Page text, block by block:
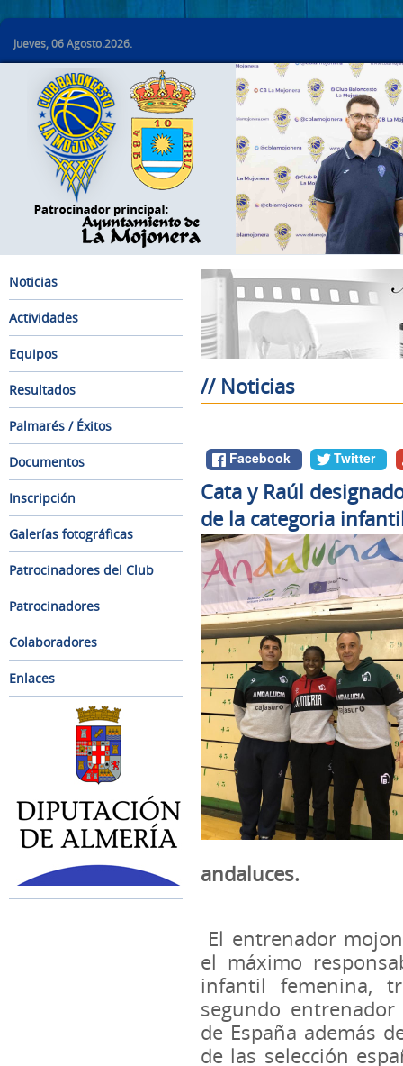
Jueves, 06 Agosto.2026.
Noticias
Actividades
Equipos
Resultados
Palmarés / Éxitos
Documentos
Inscripción
Galerías fotográficas
Patrocinadores del Club
Patrocinadores
Colaboradores
Enlaces
// Noticias
Facebook Twitter
Cata y Raúl
de la categoria
andaluces.
El entrenador
el máximo
infantil femenina,
segundo
de España además
de las selección